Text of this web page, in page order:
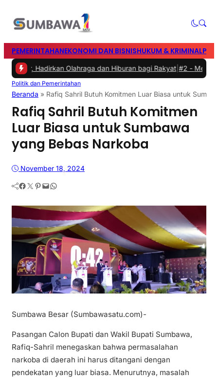
PEMERINTAHANEKONOMI DAN BISNISHUKUM & KRIMINAL
Hadirkan Olahraga dan Hiburan bagi Rakyat|#2 -Memasuki
Politik dan Pemerintahan
Beranda » Rafiq Sahril Butuh Komitmen Luar Biasa untuk
Rafiq Sahril Butuh Komitmen
Luar Biasa untuk Sumbawa
yang Bebas Narkoba
November 18, 2024
Facebook Twitter Pinterest Mail WhatsApp
Sumbawa Besar (Sumbawasatu.com)-
Pasangan Calon Bupati dan Wakil Bupati Sumbawa,
Rafiq-Sahril menegaskan bahwa permasalahan
narkoba di daerah ini harus ditangani dengan
pendekatan yang luar biasa. Menurutnya, masalah